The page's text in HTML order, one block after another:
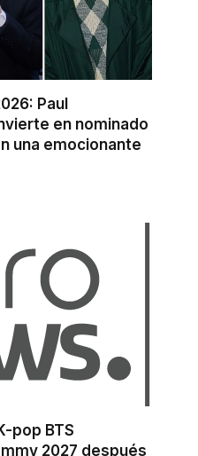
Paul
en nominado
una emocionante
pop BTS
2027 después